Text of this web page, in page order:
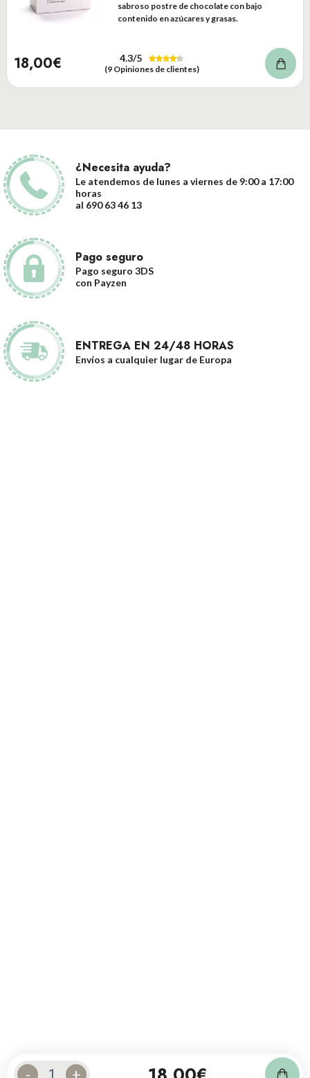
- +
sabroso postre de chocolate con bajo
contenido en azúcares y grasas.
18,00€ 4.3/5
(9 Opiniones de clientes)
¿Necesita ayuda?
Le atendemos de lunes a viernes de 9:00 a 17:00
horas
al 690 63 46 13
Pago seguro
Pago seguro 3DS
con Payzen
ENTREGA EN 24/48 HORAS
Envíos a cualquier lugar de Europa